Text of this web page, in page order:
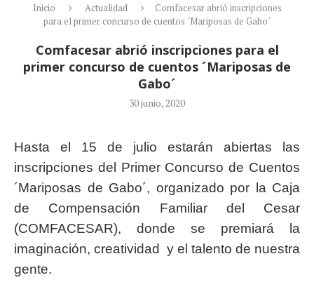
Inicio Actualidad
Comfacesar abrió inscripciones
para el primer concurso de cuentos ´Mariposas de Gabo´
Comfacesar abrió inscripciones para el
primer concurso de cuentos ´Mariposas de
Gabo´
30 junio, 2020
Hasta el 15 de julio estarán abiertas las
inscripciones del Primer Concurso de Cuentos
´Mariposas de Gabo´, organizado por la Caja
de Compensación Familiar del Cesar
(COMFACESAR), donde se premiará la
imaginación, creatividad y el talento de nuestra
gente.